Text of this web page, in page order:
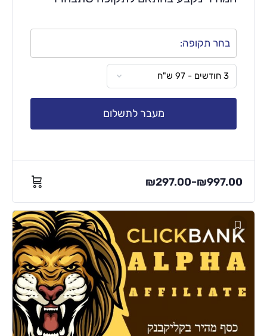
בחר תקופה:
מעבר לתשלום
₪297.00–₪997.00